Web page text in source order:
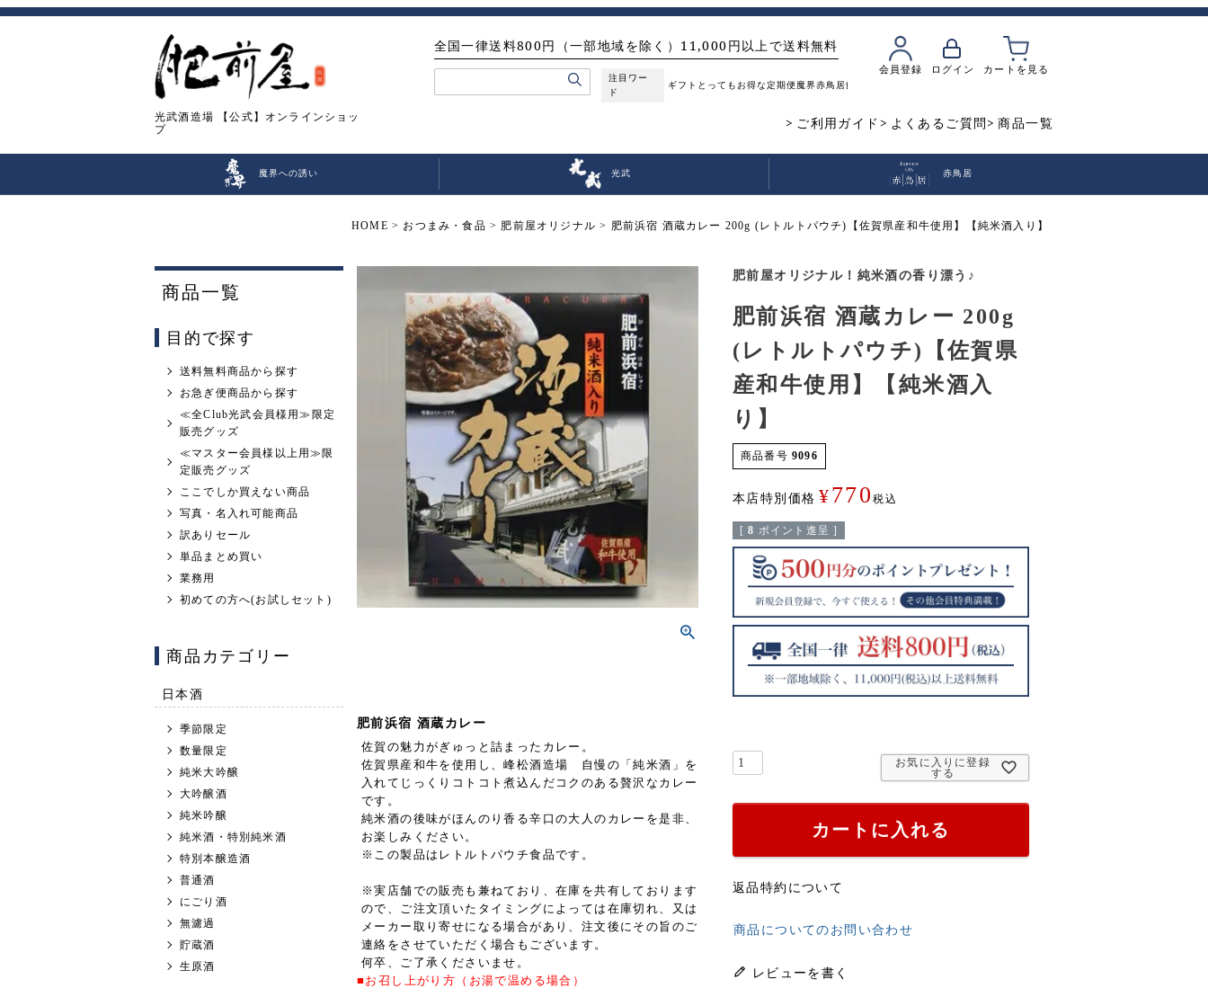
光武酒造場 【公式】オンラインショッ
プ
会員登録 ログイン カートを見る
全国一律送料800円（一部地域を除く）11,000円以上で送料無料
注目ワー
ド
ギフト とってもお得な定期便 魔界赤鳥居飲み比べ
ご利用ガイド よくあるご質問 商品一覧
魔界への誘い 光武 赤鳥居
HOME おつまみ・食品 肥前屋オリジナル 肥前浜宿 酒蔵カレー 200g (レトルトパウチ)【佐賀県産和牛使用】【純米酒入り】
商品一覧
目的で探す
送料無料商品から探す
お急ぎ便商品から探す
≪全Club光武会員様用≫限定
販売グッズ
≪マスター会員様以上用≫限
定販売グッズ
ここでしか買えない商品
写真・名入れ可能商品
訳ありセール
単品まとめ買い
業務用
初めての方へ(お試しセット)
商品カテゴリー
日本酒
季節限定
数量限定
純米大吟醸
大吟醸酒
純米吟醸
純米酒・特別純米酒
特別本醸造酒
普通酒
にごり酒
無濾過
貯蔵酒
生原酒
肥前浜宿 酒蔵カレー
佐賀の魅力がぎゅっと詰まったカレー。
佐賀県産和牛を使用し、峰松酒造場 自慢の「純米酒」を
入れてじっくりコトコト煮込んだコクのある贅沢なカレー
です。
純米酒の後味がほんのり香る辛口の大人のカレーを是非、
お楽しみください。
※この製品はレトルトパウチ食品です。
※実店舗での販売も兼ねており、在庫を共有しております
ので、ご注文頂いたタイミングによっては在庫切れ、又は
メーカー取り寄せになる場合があり、注文後にその旨のご
連絡をさせていただく場合もございます。
何卒、ご了承くださいませ。
■お召し上がり方（お湯で温める場合）
肥前屋オリジナル！純米酒の香り漂う♪
肥前浜宿 酒蔵カレー 200g
(レトルトパウチ)【佐賀県
産和牛使用】【純米酒入
り】
商品番号 9096
本店特別価格 ¥770税込
[ 8 ポイント進呈 ]
お気に入りに登録
する
カートに入れる
返品特約について
商品についてのお問い合わせ
レビューを書く